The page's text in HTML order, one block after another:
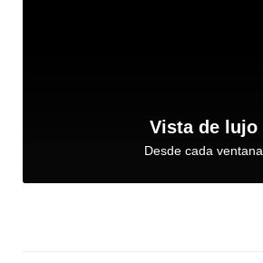
Vista de lujo
Desde cada ventana